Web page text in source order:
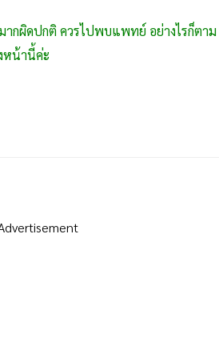
กผิดปกติ ควรไปพบแพทย์ อย่างไรก็ตา
หน้านี้ค่ะ